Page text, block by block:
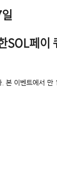
SOL페이
본 이벤트에서 만